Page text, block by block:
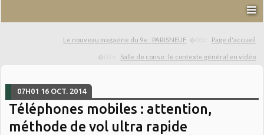
Le nouveau magazine du 9e : PARISNEUF Page d'accueil
Salle de conso : le contexte général en vidéo
07H01 16 OCT. 2014
Téléphones mobiles : attention,
méthode de vol ultra rapide